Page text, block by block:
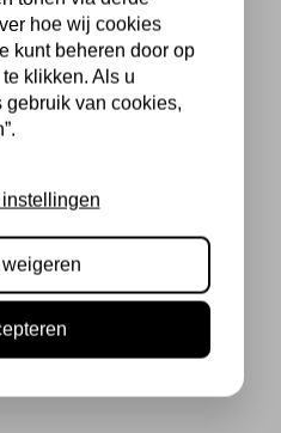
hoe wij cookies
kunt beheren door op
klikken. Als u
gebruik van cookies,